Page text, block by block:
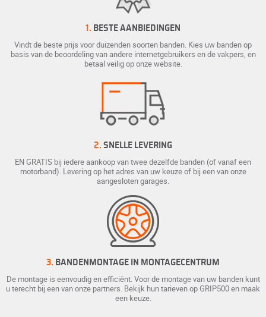
1. BESTE AANBIEDINGEN
Vindt de beste prijs voor duizenden soorten banden. Kies uw banden op
basis van de beoordeling van andere internetgebruikers en de vakpers, en
betaal veilig op onze website.
2. SNELLE LEVERING
EN GRATIS bij iedere aankoop van twee dezelfde banden (of vanaf een
motorband). Levering op het adres van uw keuze of bij een van onze
aangesloten garages.
3. BANDENMONTAGE IN MONTAGECENTRUM
De montage is eenvoudig en efficiënt. Voor de montage van uw banden kunt
u terecht bij een van onze partners. Bekijk hun tarieven op GRIP500 en maak
een keuze.